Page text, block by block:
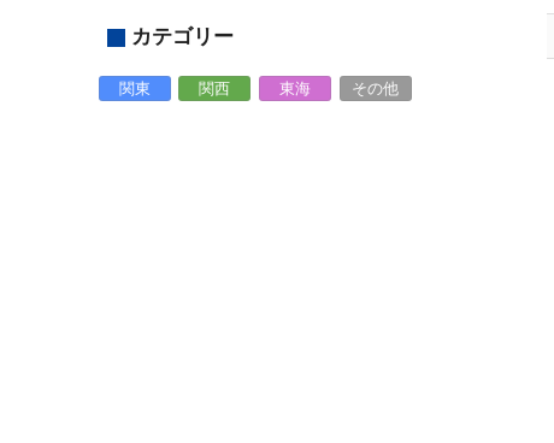
カテゴリー
関東 関西 東海 その他